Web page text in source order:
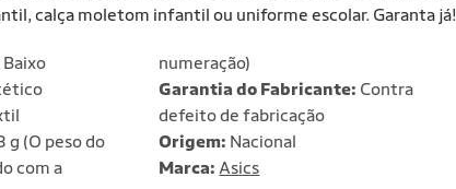
calça moletom infantil ou uniforme escolar. Garanta já!
Baixo
g (O peso do
com a
numeração)
Garantia do Fabricante: Contra
defeito de fabricação
Origem: Nacional
Marca:Asics